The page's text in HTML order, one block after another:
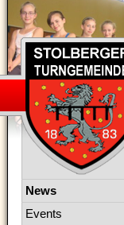
Navigation
News
Events